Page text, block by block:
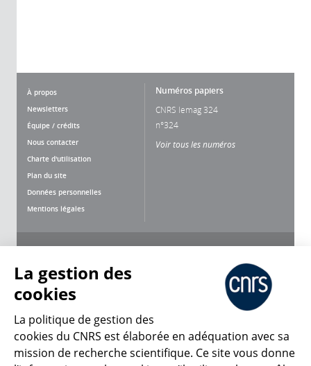
À propos
Newsletters
Équipe / crédits
Nous contacter
Charte d'utilisation
Plan du site
Données personnelles
Mentions légales
Numéros papiers
CNRS lemag 324
n°324
Voir tous les numéros
CNRS Le Mag
La gestion des
cookies
La politique de gestion des
cookies du CNRS est élaborée en adéquation avec sa
mission de recherche scientifique. Ce site vous donne